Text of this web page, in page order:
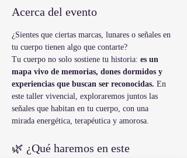
Acerca del evento
¿Sientes que ciertas marcas, lunares o señales en
tu cuerpo tienen algo que contarte?
Tu cuerpo no solo sostiene tu historia: es un
mapa vivo de memorias, dones dormidos y
experiencias que buscan ser reconocidas. En
este taller vivencial, exploraremos juntos las
señales que habitan en tu cuerpo, con una
mirada energética, terapéutica y amorosa.
🌿 ¿Qué haremos en este